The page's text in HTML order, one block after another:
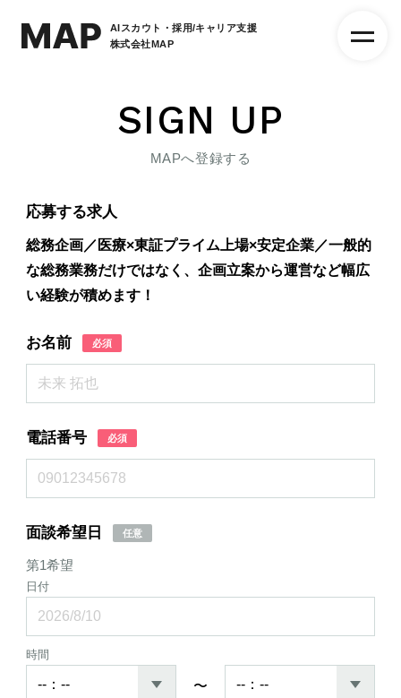
AIスカウト・採用/キャリア支援
株式会社MAP
SIGN UP
MAPへ登録する
応募する求人
総務企画／医療×東証プライム上場×安定企業／一般的
な総務業務だけではなく、企画立案から運営など幅広
い経験が積めます！
お名前 必須
電話番号 必須
面談希望日 任意
第1希望
日付
時間
〜